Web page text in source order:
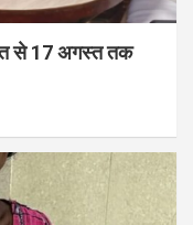
से 17 अगस्त तक